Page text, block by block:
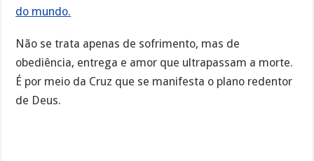
do mundo.
Não se trata apenas de sofrimento, mas de
obediência, entrega e amor que ultrapassam a morte.
É por meio da Cruz que se manifesta o plano redentor
de Deus.